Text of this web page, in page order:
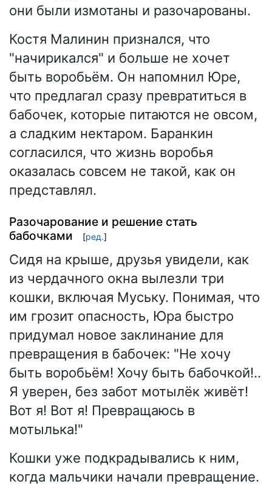
они были измотаны и разочарованы.
Костя Малинин признался, что
"начирикался" и больше не хочет
быть воробьём. Он напомнил Юре,
что предлагал сразу превратиться в
бабочек, которые питаются не овсом,
а сладким нектаром. Баранкин
согласился, что жизнь воробья
оказалась совсем не такой, как он
представлял.
Разочарование и решение стать
бабочками
[ред.]
Сидя на крыше, друзья увидели, как
из чердачного окна вылезли три
кошки, включая Муську. Понимая, что
им грозит опасность, Юра быстро
придумал новое заклинание для
превращения в бабочек: "Не хочу
быть воробьём! Хочу быть бабочкой!..
Я уверен, без забот мотылёк живёт!
Вот я! Вот я! Превращаюсь в
мотылька!"
Кошки уже подкрадывались к ним,
когда мальчики начали превращение.